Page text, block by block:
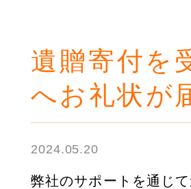
遺贈寄付を
へお礼状が
2024.05.20
弊社のサポートを通じ